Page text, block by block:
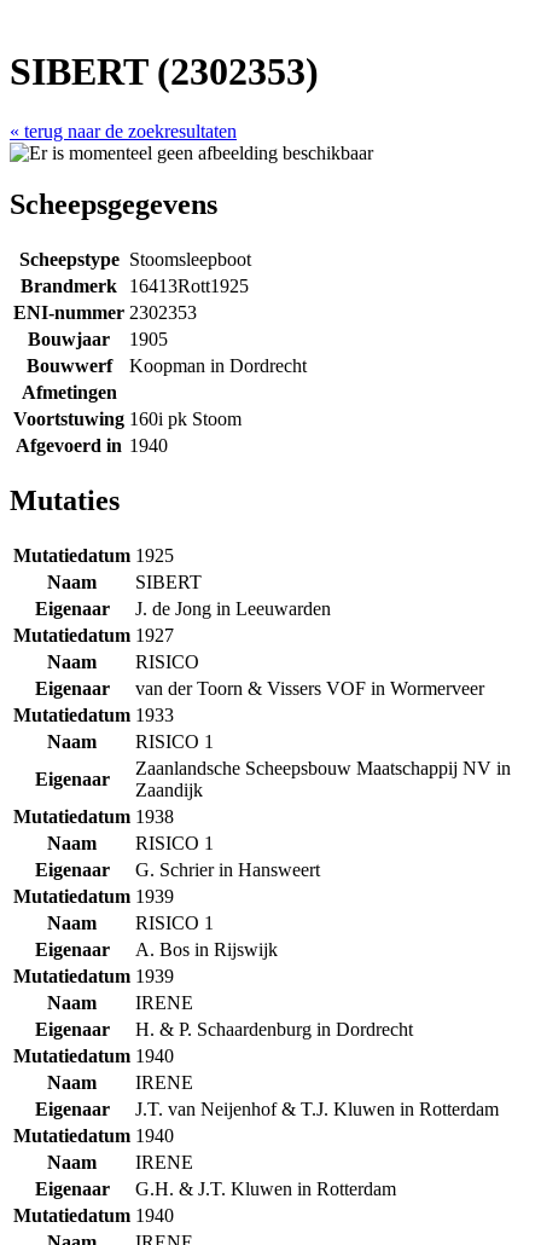
SIBERT (2302353)
« terug naar de zoekresultaten
Scheepsgegevens
Scheepstype Stoomsleepboot
Brandmerk
16413Rott1925
ENI-nummer 2302353
Bouwjaar
1905
Bouwwerf
Koopman in Dordrecht
Afmetingen
Voortstuwing 160i pk Stoom
Afgevoerd in 1940
Mutaties
Mutatiedatum 1925
Naam
SIBERT
Eigenaar
J. de Jong in Leeuwarden
Mutatiedatum 1927
Naam
RISICO
Eigenaar
van der Toorn & Vissers VOF in Wormerveer
Mutatiedatum 1933
Naam
RISICO 1
Eigenaar
Zaanlandsche Scheepsbouw Maatschappij NV in
Zaandijk
Mutatiedatum 1938
Naam
RISICO 1
Eigenaar
G. Schrier in Hansweert
Mutatiedatum 1939
Naam
RISICO 1
Eigenaar
A. Bos in Rijswijk
Mutatiedatum 1939
Naam
IRENE
Eigenaar
H. & P. Schaardenburg in Dordrecht
Mutatiedatum 1940
Naam
IRENE
Eigenaar
J.T. van Neijenhof & T.J. Kluwen in Rotterdam
Mutatiedatum 1940
Naam
IRENE
Eigenaar
G.H. & J.T. Kluwen in Rotterdam
Mutatiedatum 1940